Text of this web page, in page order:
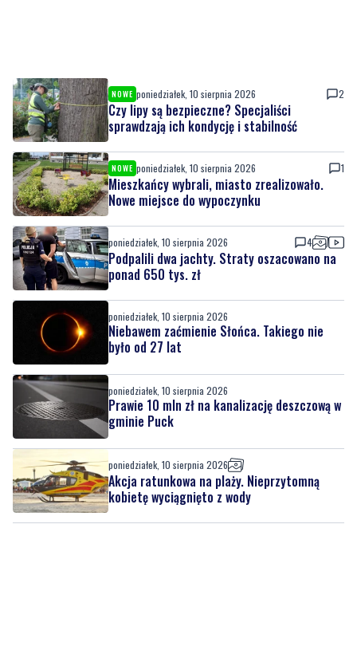
NOWE poniedziałek, 10 sierpnia 2026 2
Czy lipy są bezpieczne? Specjaliści
sprawdzają ich kondycję i stabilność
NOWE poniedziałek, 10 sierpnia 2026 1
Mieszkańcy wybrali, miasto zrealizowało.
Nowe miejsce do wypoczynku
poniedziałek, 10 sierpnia 2026 4
Podpalili dwa jachty. Straty oszacowano na
ponad 650 tys. zł
poniedziałek, 10 sierpnia 2026
Niebawem zaćmienie Słońca. Takiego nie
było od 27 lat
poniedziałek, 10 sierpnia 2026
Prawie 10 mln zł na kanalizację deszczową w
gminie Puck
poniedziałek, 10 sierpnia 2026